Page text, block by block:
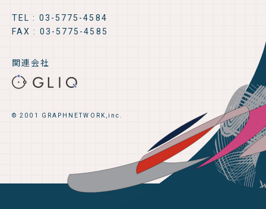
TEL : 03-5775-4584
FAX : 03-5775-4585
関連会社
© 2001 GRAPHNETWORK,inc.